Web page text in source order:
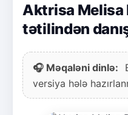
Aktrisa Melisa
tətilindən
🎧 Məqaləni dinlə:
versiya hələ